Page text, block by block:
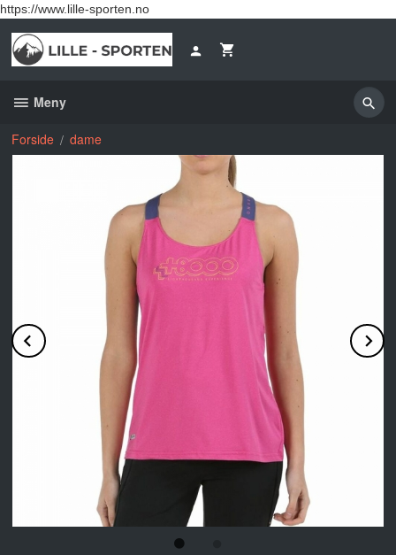
https://www.lille-sporten.noGå
innholdet
Meny
Forside dame
Prev